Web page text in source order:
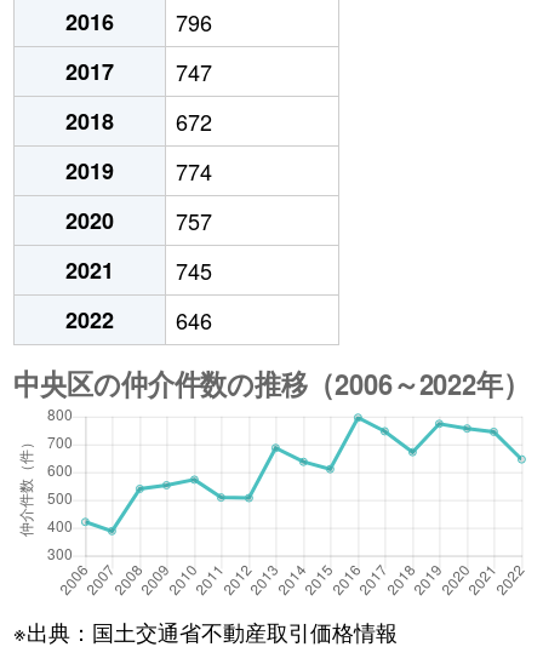
2016
796
2017
747
2018
672
2019
774
2020
757
2021
745
2022
646
※出典：国土交通省不動産取引価格情報